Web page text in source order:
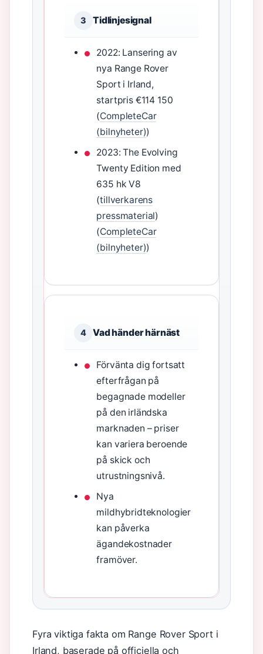
3 Tidlinjesignal
2022: Lansering av
nya Range Rover
Sport i Irland,
startpris €114 150
(CompleteCar
(bilnyheter))
2023: The Evolving
Twenty Edition med
635 hk V8
(tillverkarens
pressmaterial)
(CompleteCar
(bilnyheter))
4 Vad händer härnäst
Förvänta dig fortsatt
efterfrågan på
begagnade modeller
på den irländska
marknaden – priser
kan variera beroende
på skick och
utrustningsnivå.
Nya
mildhybridteknologier
kan påverka
ägandekostnader
framöver.
Fyra viktiga fakta om Range Rover Sport i
Irland, baserade på officiella och